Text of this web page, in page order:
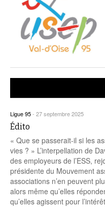
Ligue 95- 27 septembre 2025
Édito
« Que se passerait-il si les
vies ? » L’interpellation de
des employeurs de l’ESS,
présidente du Mouvement
associations n’en peuvent
alors même qu’elles
qu’elles agissent pour